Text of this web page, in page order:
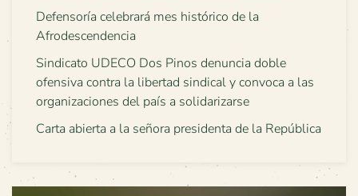
Defensoría celebrará mes histórico de la
Afrodescendencia
Sindicato UDECO Dos Pinos denuncia doble
ofensiva contra la libertad sindical y convoca a las
organizaciones del país a solidarizarse
Carta abierta a la señora presidenta de la República